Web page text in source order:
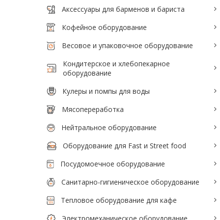
Кофейное оборудование
Весовое и упаковочное оборудование
Кондитерское и хлебопекарное
оборудование
Кулеры и помпы для воды
Мясопереработка
Нейтральное оборудование
Оборудование для Fast и Street food
Санитарно-гигиеническое
оборудование
Аксессуары для барменов и бариста
Кофейное оборудование
Весовое и упаковочное оборудование
Кондитерское и хлебопекарное
оборудование
Кулеры и помпы для воды
Мясопереработка
Нейтральное оборудование
Оборудование для Fast и Street food
Посудомоечное оборудование
Санитарно-гигиеническое оборудование
Тепловое оборудование для кафе